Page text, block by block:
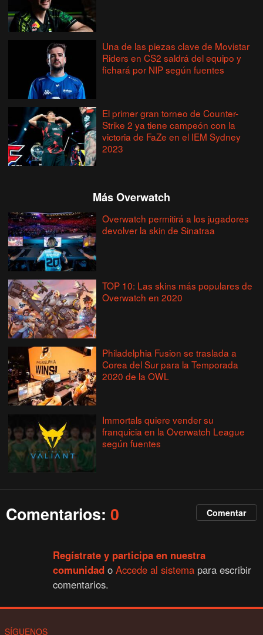
Una de las piezas clave de Movistar
Riders en CS2 saldrá del equipo y
fichará por NIP según fuentes
El primer gran torneo de Counter-
Strike 2 ya tiene campeón con la
victoria de FaZe en el IEM Sydney
2023
Más Overwatch
Overwatch permitirá a los jugadores
devolver la skin de Sinatraa
TOP 10: Las skins más populares de
Overwatch en 2020
Philadelphia Fusion se traslada a
Corea del Sur para la Temporada
2020 de la OWL
Immortals quiere vender su
franquicia en la Overwatch League
según fuentes
Comentarios:0 Comentar
Regístrate y participa en nuestra
comunidad oAccede al sistema para escribir
comentarios.
SÍGUENOS